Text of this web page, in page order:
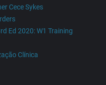
Cece Sykes
Ed 2020: W1 Training
Clínica